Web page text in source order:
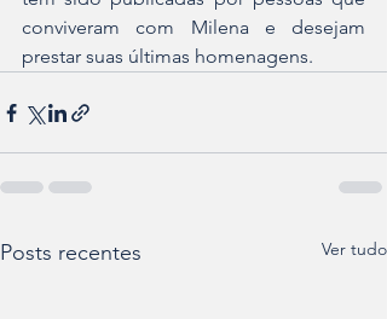
conviveram com Milena e desejam
prestar suas últimas homenagens.
Posts recentes Ver tudo